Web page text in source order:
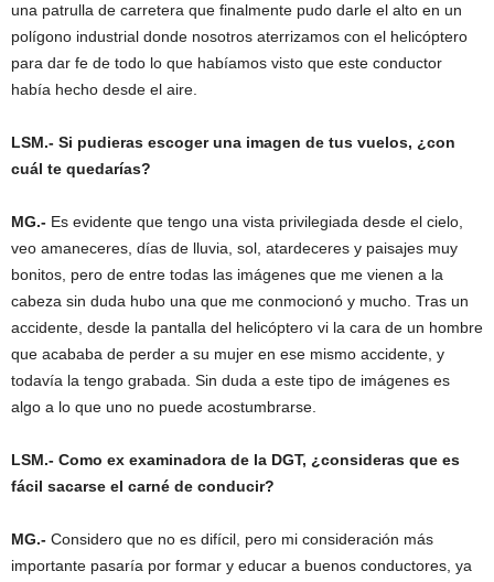
una patrulla de carretera que finalmente pudo darle el alto en un
polígono industrial donde nosotros aterrizamos con el helicóptero
para dar fe de todo lo que habíamos visto que este conductor
había hecho desde el aire.
LSM.- Si pudieras escoger una imagen de tus vuelos, ¿con
cuál te quedarías?
MG.- Es evidente que tengo una vista privilegiada desde el cielo,
veo amaneceres, días de lluvia, sol, atardeceres y paisajes muy
bonitos, pero de entre todas las imágenes que me vienen a la
cabeza sin duda hubo una que me conmocionó y mucho. Tras un
accidente, desde la pantalla del helicóptero vi la cara de un hombre
que acababa de perder a su mujer en ese mismo accidente, y
todavía la tengo grabada. Sin duda a este tipo de imágenes es
algo a lo que uno no puede acostumbrarse.
LSM.- Como ex examinadora de la DGT, ¿consideras que es
fácil sacarse el carné de conducir?
MG.- Considero que no es difícil, pero mi consideración más
importante pasaría por formar y educar a buenos conductores, ya